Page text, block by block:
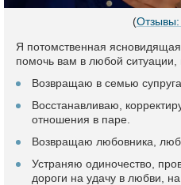
(Отзывы:
Я потомственная
помочь вам в любой ситуации,
Возвращаю в семью
Восстанавливаю,
отношения в паре.
Возвращаю любовника,
Устраняю одиночество,
дороги на удачу в любви, на